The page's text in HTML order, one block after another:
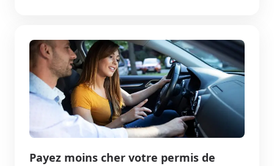
Payez moins cher votre permis de